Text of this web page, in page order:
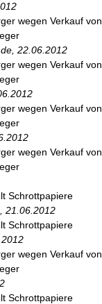
wegen Verkauf von
22.06.2012
wegen Verkauf von
wegen Verkauf von
wegen Verkauf von
Schrottpapiere
21.06.2012
Schrottpapiere
wegen Verkauf von
Schrottpapiere